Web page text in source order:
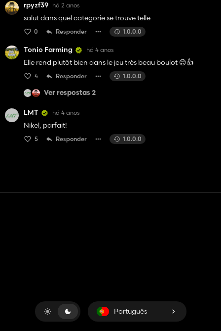
rpyzf39 há 2 anos
salut dans quel categorie se trouve telle
0 Responder 1.0.0.0
Tonio Farming há 4 anos
Elle rend plutôt bien dans le jeu très beau boulot 😊👍
4 Responder 1.0.0.0
Ver respostas 2
LMT há 4 anos
Nikel, parfait!
5 Responder 1.0.0.0
Português